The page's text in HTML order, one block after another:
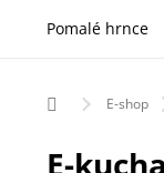
Pomalé hrnce
Domů E-shop
E-